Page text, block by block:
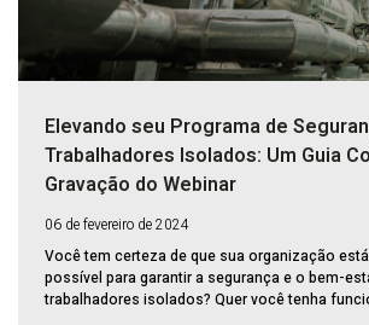
Elevando seu Programa de
Trabalhadores Isolados: Um Guia
Gravação do Webinar
06 de fevereiro de 2024
Você tem certeza de que sua organização
possível para garantir a segurança e o bem-
trabalhadores isolados? Quer você tenha